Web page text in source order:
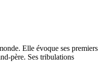
Elle évoque ses premiers
père. Ses tribulations